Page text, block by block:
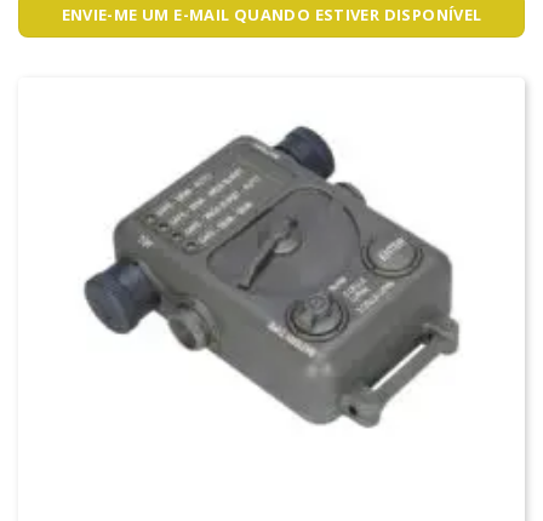
ENVIE-ME UM E-MAIL QUANDO ESTIVER DISPONÍVEL